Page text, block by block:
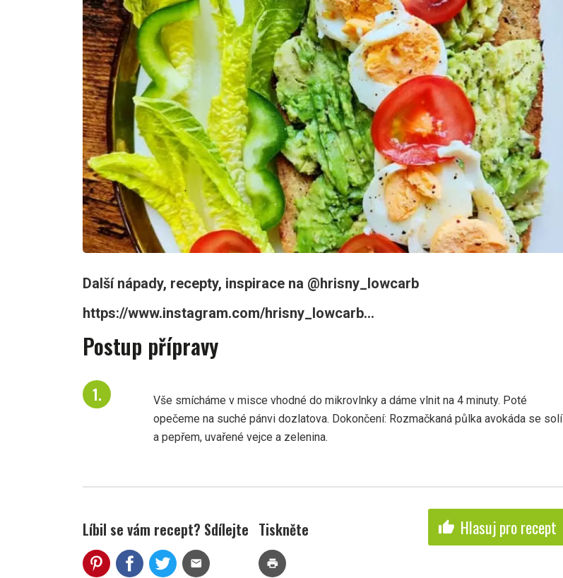
Další nápady, recepty, inspirace na @hrisny_lowcarb
https://www.instagram.com/hrisny_lowcarb...
Postup přípravy
Vše smícháme v misce vhodné do mikrovlnky a dáme vlnit na 4 minuty. Poté
opečeme na suché pánvi dozlatova. Dokončení: Rozmačkaná půlka avokáda se solí
a pepřem, uvařené vejce a zelenina.
Líbil se vám recept? Sdílejte
mail
Tiskněte
print
thumb_up Hlasuj pro recept